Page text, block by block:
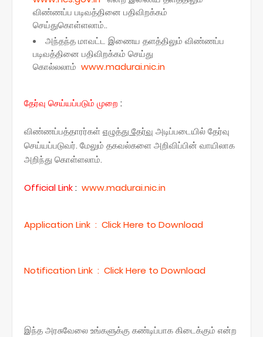
விண்ணப்ப படிவத்தினை பதிவிறக்கம்
செய்துகொள்ளலாம்..
அந்தந்த மாவட்ட இணைய தளத்திலும் விண்ணப்ப
படிவத்தினை பதிவிறக்கம் செய்து
கொல்லலாம் www.madurai.nic.in
தேர்வு செய்யப்படும் முறை :
விண்ணப்பத்தாரர்கள்எழுத்து தேர்வு அடிப்படையில் தேர்வு
செய்யப்படுவர். மேலும் தகவல்களை அறிவிப்பின் வாயிலாக
அறிந்து கொள்ளலாம்.
OfficialLink: www.madurai.nic.in
Application Link : Click Here to Download
Notification Link : Click Here to Download
இந்த அரசுவேலை உங்களுக்கு கண்டிப்பாக கிடைக்கும் என்ற